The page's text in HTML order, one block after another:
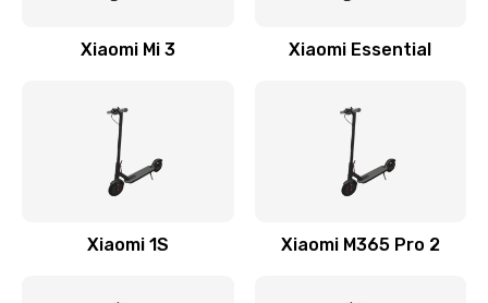
Апгрейд самоката Xiaomi
Xiaomi Mi 3 Xiaomi Essential
Xiaomi 1S Xiaomi M365 Pro 2